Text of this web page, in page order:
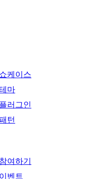
쇼케이스
마
플러그인
턴
참여하기
이벤트